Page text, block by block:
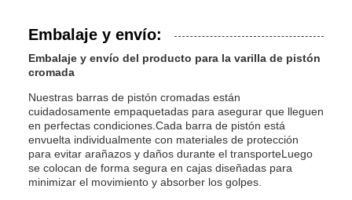
Embalaje y envío:
Embalaje y envío del producto para la varilla de pistón
cromada
Nuestras barras de pistón cromadas están
cuidadosamente empaquetadas para asegurar que lleguen
en perfectas condiciones.Cada barra de pistón está
envuelta individualmente con materiales de protección
para evitar arañazos y daños durante el transporteLuego
se colocan de forma segura en cajas diseñadas para
minimizar el movimiento y absorber los golpes.